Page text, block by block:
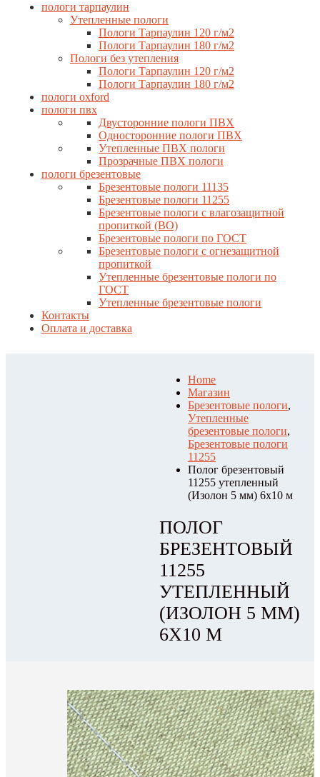
пологи тарпаулин
Утепленные пологи
Пологи Тарпаулин 120 г/м2
Пологи Тарпаулин 180 г/м2
Пологи без утепления
Пологи Тарпаулин 120 г/м2
Пологи Тарпаулин 180 г/м2
пологи oxford
пологи пвх
Двусторонние пологи ПВХ
Односторонние пологи ПВХ
Утепленные ПВХ пологи
Прозрачные ПВХ пологи
пологи брезентовые
Брезентовые пологи 11135
Брезентовые пологи 11255
Брезентовые пологи с влагозащитной
пропиткой (ВО)
Брезентовые пологи по ГОСТ
Брезентовые пологи с огнезащитной
пропиткой
Утепленные брезентовые пологи по
ГОСТ
Утепленные брезентовые пологи
Контакты
Оплата и доставка
Home
Магазин
Брезентовые пологи,
Утепленные
брезентовые пологи,
Брезентовые пологи
11255
Полог брезентовый
11255 утепленный
(Изолон 5 мм) 6х10 м
ПОЛОГ
БРЕЗЕНТОВЫЙ
11255
УТЕПЛЕННЫЙ
(ИЗОЛОН 5 ММ)
6Х10 М